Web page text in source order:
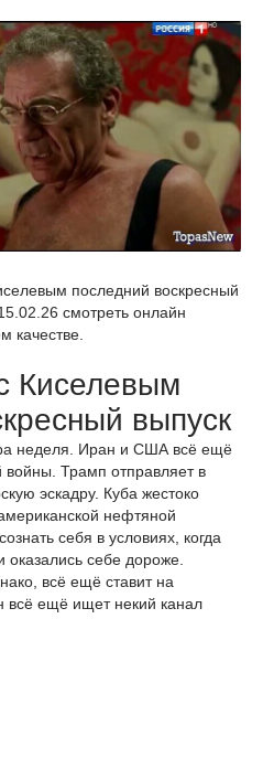
последний воскресный
смотреть онлайн
качестве.
Киселевым
выпуск
неделя. Иран и США всё ещё
войны. Трамп отправляет в
эскадру. Куба жестоко
нефтяной
себя в условиях, когда
оказались себе дороже.
всё ещё ставит на
всё ещё ищет некий канал